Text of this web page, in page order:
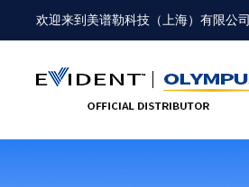
欢迎来到 美谱勒科技（上海）有限公司